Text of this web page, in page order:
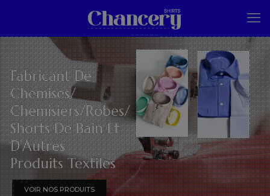
Fabricant De
Chemises/
Chemisiers/Robes/
Shorts De Bain Et
D’Autres
Produits Textiles
VOIR NOS PRODUITS